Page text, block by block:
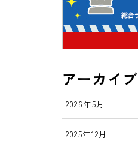
アーカイブ
2026年5月
2025年12月